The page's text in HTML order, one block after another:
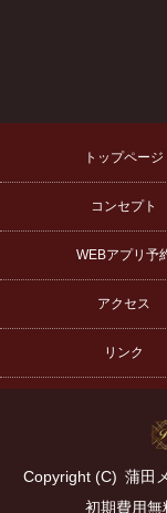
トップページ
コンセプト
WEBアプリ予
アクセス
リンク
Copyright (C) 蒲田
初期費用無